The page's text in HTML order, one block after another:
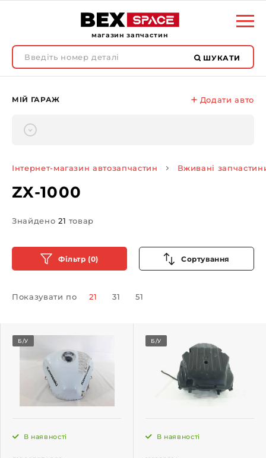
магазин запчастин
ШУКАТИ
МІЙ ГАРАЖ Додати авто
Інтернет-магазин автозапчастин Вживані
ZX-1000
Знайдено 21 товар
Фільтр (0) Сортування
Показувати по 21 31 51
Б/У
В наявності
Б/У
В наявності